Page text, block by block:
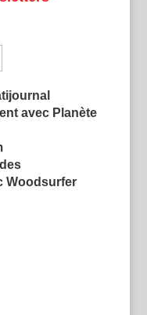
avec Planète
Woodsurfer